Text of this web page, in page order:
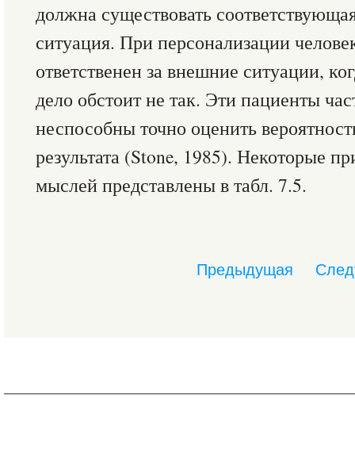
должна существовать
ситуация. При персонализации
ответственен за внешние ситуации,
дело обстоит не так. Эти пациенты
неспособны точно оценить
результата (Stone, 1985). Некоторые
мыслей представлены в табл. 7.5.
Предыдущая